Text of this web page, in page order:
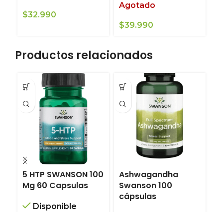
$32.990
Agotado
$39.990
Productos relacionados
5 HTP SWANSON 100
Mg 60 Capsulas
Disponible
Ashwagandha
Swanson 100
cápsulas